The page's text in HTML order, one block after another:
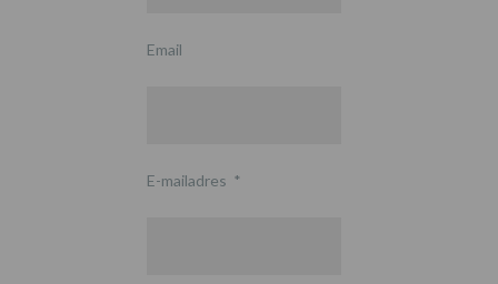
Email
E-mailadres *